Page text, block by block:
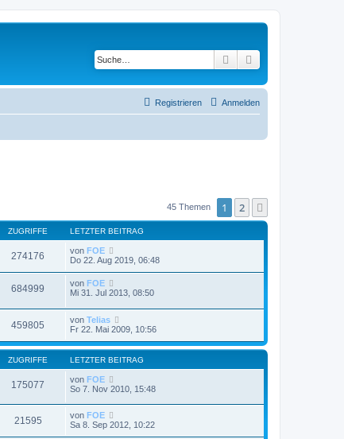
Suche
Anmelden
Registrieren
45 Themen 1 2
ZUGRIFFE LETZTER BEITRAG
274176 von FOE
Do 22. Aug 2019, 06:48
684999 von FOE
Mi 31. Jul 2013, 08:50
459805 von Telias
Fr 22. Mai 2009, 10:56
ZUGRIFFE LETZTER BEITRAG
175077 von FOE
So 7. Nov 2010, 15:48
21595 von FOE
Sa 8. Sep 2012, 10:22